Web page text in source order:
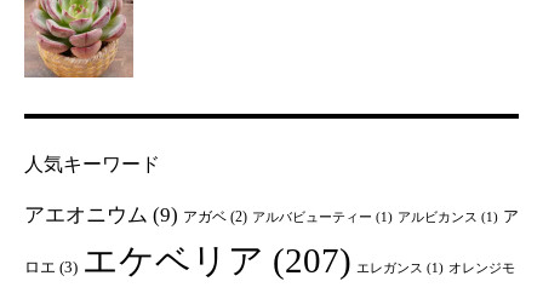
人気キーワード
アエオニウム (9) アガベ (2) アルバビューティー (1) アルビカンス (1) ア
ロエ (3) エケベリア (207) エレガンス (1) オレンジモ